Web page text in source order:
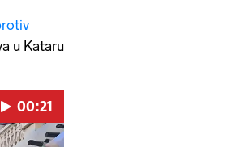
u Kataru
00:21